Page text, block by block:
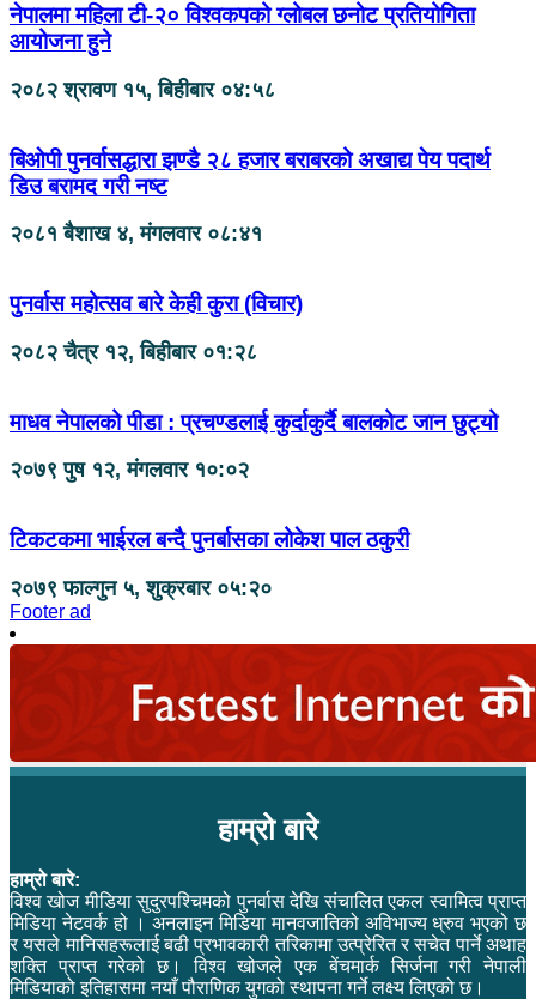
नेपालमा महिला टी-२० विश्वकपको ग्लोबल छनोट प्रतियोगिता
आयोजना हुने
२०८२ श्रावण १५, बिहीबार ०४:५८
बिओपी पुनर्वासद्धारा झण्डै २८ हजार बराबरको अखाद्य पेय पदार्थ
डिउ बरामद गरी नष्ट
२०८१ बैशाख ४, मंगलवार ०८:४१
पुनर्वास महोत्सव बारे केही कुरा (विचार)
२०८२ चैत्र १२, बिहीबार ०१:२८
माधव नेपालको पीडा : प्रचण्डलाई कुर्दाकुर्दै बालकोट जान छुट्यो
२०७९ पुष १२, मंगलवार १०:०२
टिकटकमा भाईरल बन्दै पुनर्बासका लोकेश पाल ठकुरी
२०७९ फाल्गुन ५, शुक्रबार ०५:२०
Footer ad
हाम्रो बारे
हाम्रो बारे:
विश्व खोज मीडिया सुदुरपश्चिमको पुनर्वास देखि संचालित एकल स्वामित्व प्राप्त
मिडिया नेटवर्क हो । अनलाइन मिडिया मानवजातिको अविभाज्य ध्रुव भएको छ
र यसले मानिसहरूलाई बढी प्रभावकारी तरिकामा उत्प्रेरित र सचेत पार्ने अथाह
शक्ति प्राप्त गरेको छ। विश्व खोजले एक बेंचमार्क सिर्जना गरी नेपाली
मिडियाको इतिहासमा नयाँ पौराणिक युगको स्थापना गर्ने लक्ष्य लिएको छ।